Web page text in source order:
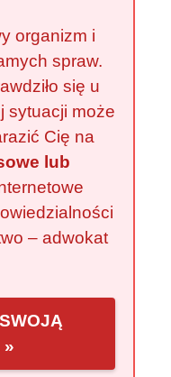
organizm i
spraw.
się u
sytuacji może
Cię na
lub
– adwokat
»